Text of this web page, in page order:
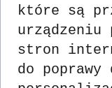
8
9
10
które są
urządzeniu
stron
do